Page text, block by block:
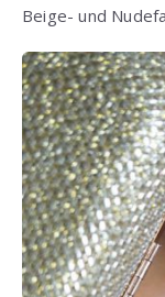
Beige- und